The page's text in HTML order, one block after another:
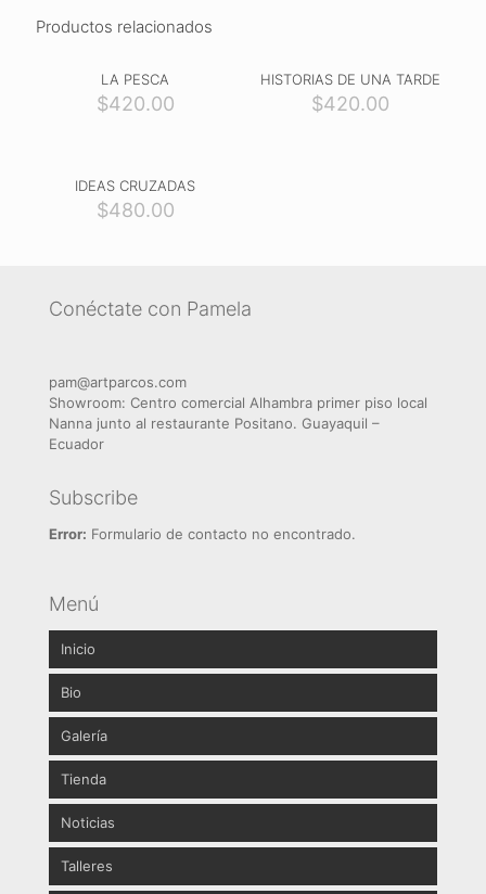
Productos relacionados
LA PESCA
$420.00
HISTORIAS DE UNA TARDE
$420.00
IDEAS CRUZADAS
$480.00
Conéctate con Pamela
pam@artparcos.com
Showroom: Centro comercial Alhambra primer piso local
Nanna junto al restaurante Positano. Guayaquil –
Ecuador
Subscribe
Error: Formulario de contacto no encontrado.
Menú
Inicio
Bio
Brochure
Galería
Abstractos
Paisajismo
Naturaleza
Tienda
Pinturas
Litografías
Noticias
Prensa
Talleres